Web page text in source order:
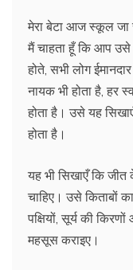
मेरा बेटा आज स्कूल जा
मैं चाहता हूँ कि आप उसे
होते, सभी लोग
नायक भी होता है, हर
होता है। उसे यह
होता है।
यह भी सिखाएँ कि जीत
चाहिए। उसे किताबों
पक्षियों, सूर्य की
महसूस कराइए।